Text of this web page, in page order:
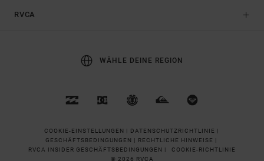
RVCA
WÄHLE DEINE REGION
COOKIE-EINSTELLUNGEN | DATENSCHUTZRICHTLINIE |
GESCHÄFTSBEDINGUNGEN | RECHTLICHE HINWEISE |
RVCA INSIDER GESCHÄFTSBEDINGUNGEN |
COOKIE-RICHTLINIE
© 2026 RVCA